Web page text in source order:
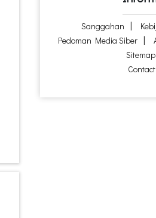
Sanggahan
Pedoman Media Siber
Sitemap
Contact